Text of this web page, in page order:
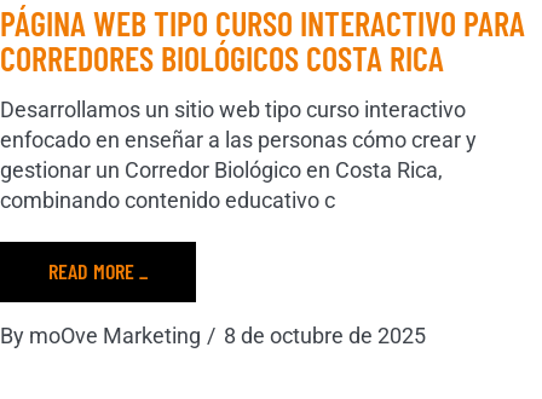
PÁGINA WEB TIPO CURSO INTERACTIVO PARA
CORREDORES BIOLÓGICOS COSTA RICA
Desarrollamos un sitio web tipo curso interactivo
enfocado en enseñar a las personas cómo crear y
gestionar un Corredor Biológico en Costa Rica,
combinando contenido educativo c
READ MORE _
By moOve Marketing 8 de octubre de 2025